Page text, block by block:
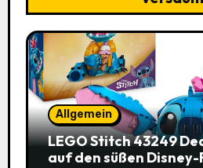
Allgemein
LEGO Stitch 43249
auf den süßen